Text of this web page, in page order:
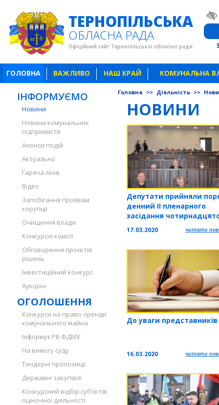
ТЕРНОПІЛЬСЬКА
ОБЛАСНА РАДА
Офіційний сайт Тернопільської обласної ради
ГОЛОВНА ВАЖЛИВО НАШ КРАЙ КОМУНАЛЬНА
ІНФОРМУЄМО
Новини
Новини комунальних
підприємств
Анонси подій
Актуально
Гаряча лінія
Відео
Запобігання проявам
корупції
Очищення влади
Конкурсні комісії
Обговорення проєктів
рішень
Інвестиційний конкурс
Аукціон
ОГОЛОШЕННЯ
Конкурси на право оренди
комунального майна
Інформує РВ ФДМУ
На вимогу суду
Тендерні пропозиції
Державні закупівлі
Конкурсний відбір суб’єктів
оціночної діяльності
Головна >> Діяльність >>
НОВИНИ
Депутати прийняли
денний ІІ пленарного
засідання
17.03.2020 читати
До уваги представників
16.03.2020 читати